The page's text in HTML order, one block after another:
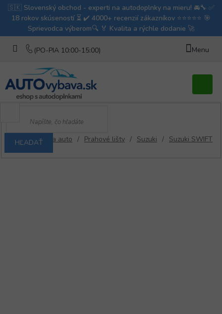
HĽADAŤ
košík
Domov
/ Lišty na auto / Prahové lišty / Suzuki / Suzuki SWIFT